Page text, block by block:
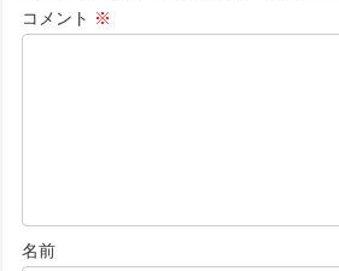
コメント ※
名前